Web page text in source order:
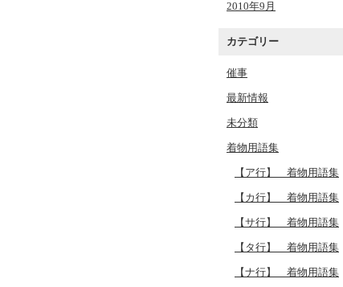
2010年9月
カテゴリー
催事
最新情報
未分類
着物用語集
【ア行】 着物用語集
【カ行】 着物用語集
【サ行】 着物用語集
【タ行】 着物用語集
【ナ行】 着物用語集